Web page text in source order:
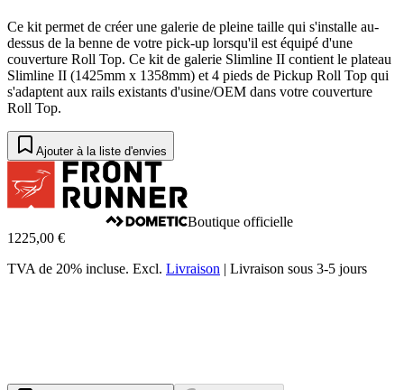
Ce kit permet de créer une galerie de pleine taille qui s'installe au-
dessus de la benne de votre pick-up lorsqu'il est équipé d'une
couverture Roll Top. Ce kit de galerie Slimline II contient le plateau
Slimline II (1425mm x 1358mm) et 4 pieds de Pickup Roll Top qui
s'adaptent aux rails existants d'usine/OEM dans votre couverture
Roll Top.
Ajouter à la liste d'envies
Boutique officielle
1225,00 €
TVA de 20% incluse. Excl. Livraison | Livraison sous 3-5 jours